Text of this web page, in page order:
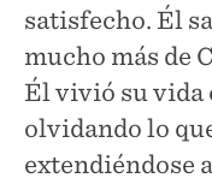
satisfecho. Él
mucho más de
Él vivió su
olvidando lo
extendiéndose